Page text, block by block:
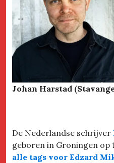
Johan Harstad
De Nederlandse schrijver
geboren in Groningen op
alle tags voor Edzard